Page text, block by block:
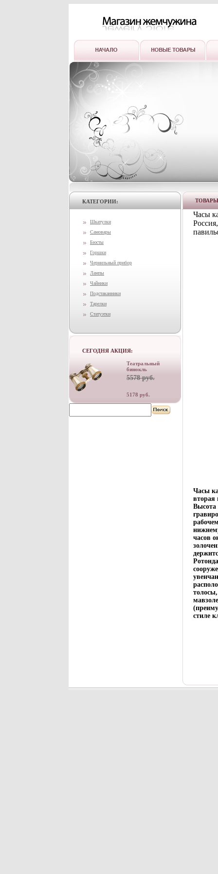
КАТЕГОРИИ:
Шкатулки
Самовары
Бюсты
Горшки
Чернильный прибор
Лампы
Чайники
Подстаканники
Тарелки
Статуэтки
СЕГОДНЯ АКЦИЯ:
Театральный
бинокль
5578 руб.
5178 руб.
ТОВАРЫ
Часы
Часы
вторая
Высота
часов
стиле